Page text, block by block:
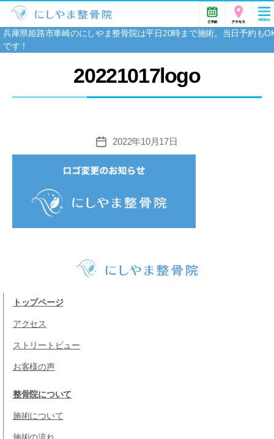
兵庫県姫路市車崎のにしやま整骨院は平日20時まで施術。当日予約も
です！
20221017logo
投
稿
日
2022年10月17日
トップページ
アクセス
ストリートビュー
お客様の声
整骨院について
施術について